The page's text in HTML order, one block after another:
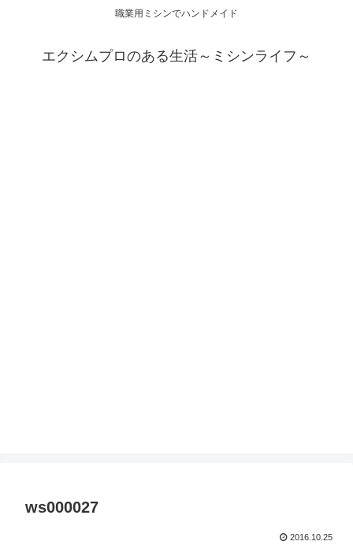
職業用ミシンでハンドメイド
エクシムプロのある生活～ミシンライフ～
ws000027
2016.10.25